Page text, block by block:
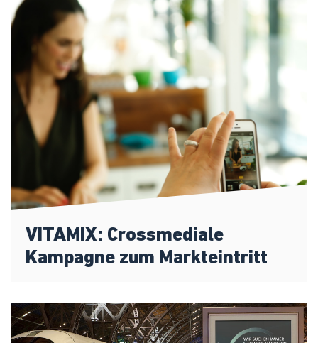
VITAMIX: Crossmediale
Kampagne zum Markteintritt